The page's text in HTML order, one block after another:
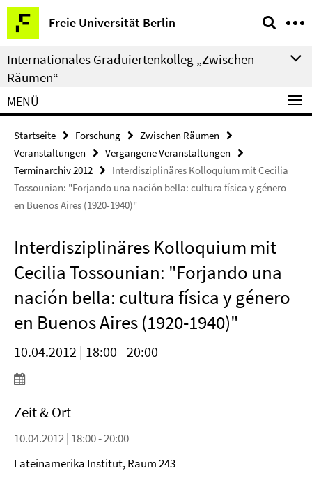
Springe
direkt
zu
Inhalt
Freie Universität Berlin
Service-
Navigation
Internationales Graduiertenkolleg „Zwischen
Räumen“
MENÜ
Startseite Forschung
Zwischen Räumen
Veranstaltungen
Vergangene Veranstaltungen
Terminarchiv 2012
Interdisziplinäres Kolloquium mit Cecilia
Tossounian: "Forjando una nación bella: cultura física y género
en Buenos Aires (1920-1940)"
Interdisziplinäres Kolloquium mit
Cecilia Tossounian: "Forjando una
nación bella: cultura física y género
en Buenos Aires (1920-1940)"
10.04.2012 | 18:00 - 20:00
Zeit & Ort
10.04.2012 | 18:00 - 20:00
Lateinamerika Institut, Raum 243